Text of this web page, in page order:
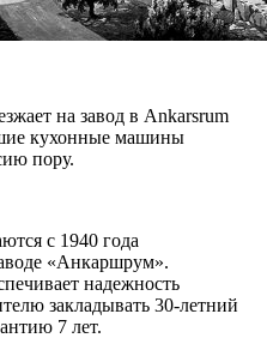
на завод в Ankarsrum
кухонные машины
пору.
с 1940 года
«Анкаршрум».
надежность
закладывать 30-летний
7 лет.